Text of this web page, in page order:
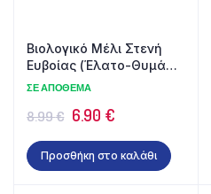
Βιολογικό Μέλι Στενή
Ευβοίας (Έλατο-Θυμάρι)
500γρ
ΣΕ ΑΠΌΘΕΜΑ
8.99€ Original
price
was:
6.90 €Η
τρέχουσα
τιμή
Προσθήκη στο καλάθι